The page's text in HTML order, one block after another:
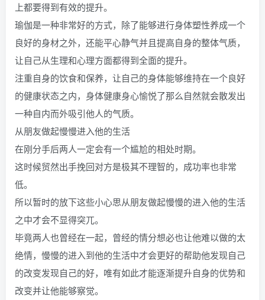
上都要得到有效的提升。
瑜伽是一种非常好的方式，除了能够进行身体塑性养成一个
良好的身材之外，还能平心静气并且提高自身的整体气质，
让自己从生理和心理方面都得到全面的提升。
注重自身的饮食和保养，让自己的身体能够维持在一个良好
的健康状态之内，身体健康身心愉悦了那么自然就会散发出
一种自内而外吸引他人的气质。
从朋友做起慢慢进入他的生活
在刚分手后两人一定会有一个尴尬的相处时期。
这时候贸然出手挽回对方是极其不理智的，成功率也非常
低。
所以暂时的放下这些小心思从朋友做起慢慢的进入他的生活
之中才会不显得突兀。
毕竟两人也曾经在一起，曾经的情分想必也让他难以做的太
绝情，慢慢的进入到他的生活中才会更好的帮助他发现自己
的改变发现自己的好，唯有如此才能逐渐提升自身的优势和
改变并让他能够察觉。